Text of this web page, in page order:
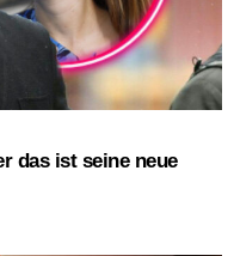
das ist seine neue